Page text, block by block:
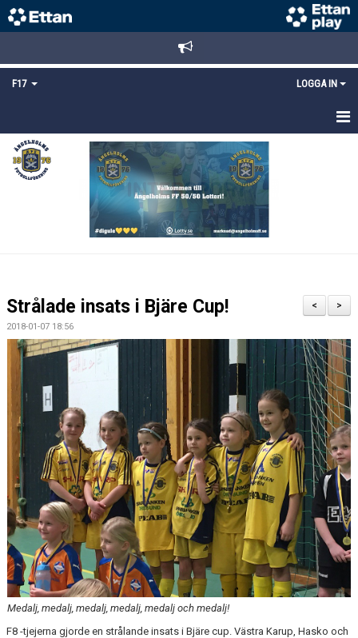
F17 LOGGA IN
HEM
NYHETER
DOKUMENT
MATCHER
KONTAKT
MEDLEMSANMÄLAN
>
<
Strålade insats i Bjäre Cup!
2018-01-07 18:56
Medalj, medalj, medalj, medalj, medalj och medalj!
F8 -tjejerna gjorde en strålande insats i Bjäre cup. Västra Karup, Hasko och